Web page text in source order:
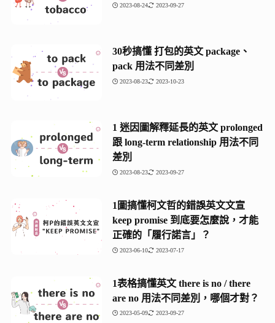
2023-08-24 2023-09-27
30秒搞懂 打包的英文 package、
pack 用法不同差別
2023-08-23 2023-10-23
1 迷因圖解釋延長的英文 prolonged
跟 long-term relationship 用法不同
差別
2023-08-23 2023-09-27
1圖搞懂柯文哲的錯誤英文文宣
keep promise 到底要怎麼說，才能
正確的「履行諾言」？
2023-06-10 2023-07-17
1表格搞懂英文 there is no / there
are no 用法不同差別，哪個才對？
2023-05-09 2023-09-27